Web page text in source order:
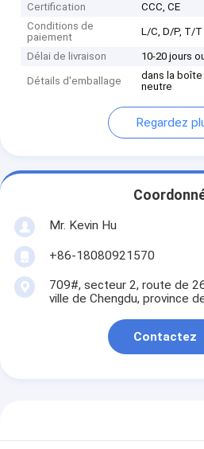
Certification
CCC, CE
Conditions de
paiement
L/C, D/P, T/T
Délai de livraison 10-20 jours
Détails d'emballage
dans la
neutre
Regardez
Mr. Kevin Hu
+86-18080921570
709#, secteur 2, route de
ville de Chengdu, province
Contactez